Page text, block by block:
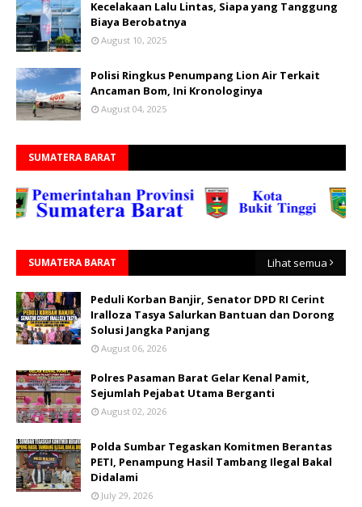
Kecelakaan Lalu Lintas, Siapa yang Tanggung
Biaya Berobatnya
August 10, 2025
Polisi Ringkus Penumpang Lion Air Terkait
Ancaman Bom, Ini Kronologinya
August 04, 2025
SUMATERA BARAT
SUMATERA BARAT Lihat semua
Peduli Korban Banjir, Senator DPD RI Cerint
Iralloza Tasya Salurkan Bantuan dan Dorong
Solusi Jangka Panjang
August 06, 2026
Polres Pasaman Barat Gelar Kenal Pamit,
Sejumlah Pejabat Utama Berganti
August 02, 2026
Polda Sumbar Tegaskan Komitmen Berantas
PETI, Penampung Hasil Tambang Ilegal Bakal
Didalami
July 29, 2026